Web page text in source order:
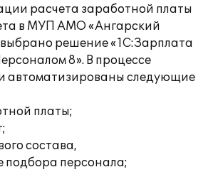
расчета заработной платы
в МУП АМО «Ангарский
решение «1С:Зарплата
8». В процессе
автоматизированы следующие
платы;
состава,
подбора персонала;